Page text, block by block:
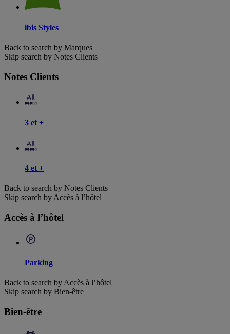
ibis Styles
Back to search by Marques
Skip search by Notes Clients
Notes Clients
3 et +
4 et +
Back to search by Notes Clients
Skip search by Accès à l’hôtel
Accès à l’hôtel
Parking
Back to search by Accès à l’hôtel
Skip search by Bien-être
Bien-être